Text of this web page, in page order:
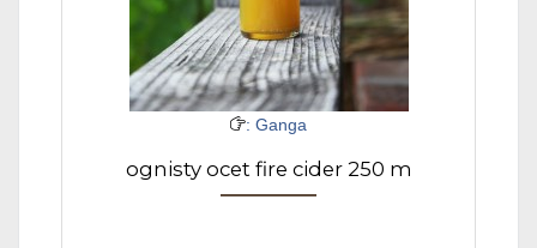
: Ganga
ognisty ocet fire cider 250 m